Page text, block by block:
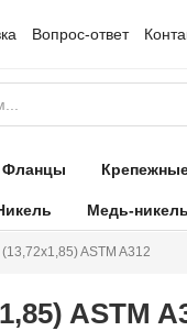
Вопрос-ответ
Фланцы
Медь-никель
ASTM A312
ASTM